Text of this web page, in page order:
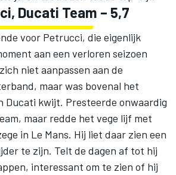
Ducati Team – 5,7
voor Petrucci, die eigenlijk
aan een verloren seizoen
niet aanpassen aan de
maar was bovenal het
Ducati kwijt. Presteerde onwaardig
maar redde het vege lijf met
in Le Mans. Hij liet daar zien een
te zijn. Telt de dagen af tot hij
interessant om te zien of hij